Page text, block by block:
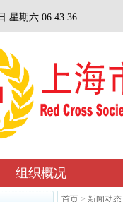
星期六 06:43:37
组织概况
首页 > 新闻动态